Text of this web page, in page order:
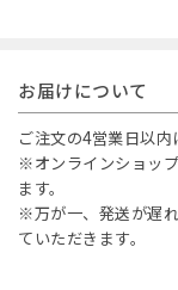
お届けについて
ご注文の4営業日以内
※オンラインショッ
ます。
※万が一、発送が遅
ていただきます。